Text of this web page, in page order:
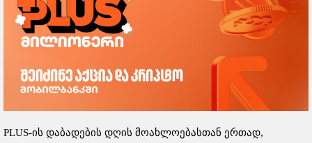
PLUS-ის დაბადების დღის მოახლოებასთან ერთად,